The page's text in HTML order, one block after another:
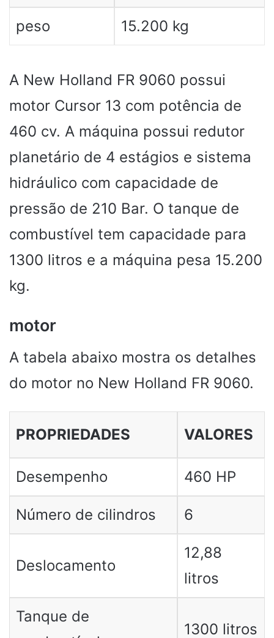
peso 15.200 kg
A New Holland FR 9060 possui
motor Cursor 13 com potência de
460 cv. A máquina possui redutor
planetário de 4 estágios e sistema
hidráulico com capacidade de
pressão de 210 Bar. O tanque de
combustível tem capacidade para
1300 litros e a máquina pesa 15.200
kg.
motor
A tabela abaixo mostra os detalhes
do motor no New Holland FR 9060.
PROPRIEDADES VALORES
Desempenho 460 HP
Número de cilindros 6
Deslocamento
12,88
litros
Tanque de
1300 litros